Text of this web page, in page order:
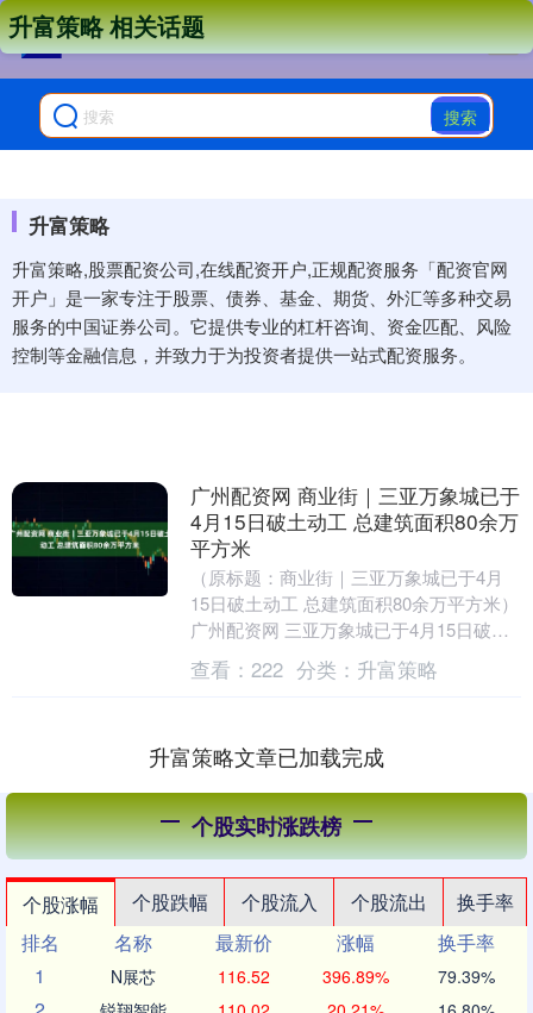
搜索
升富策略
升富策略,股票配资公司,在线配资开户,正规配资服务「配资官网
开户」是一家专注于股票、债券、基金、期货、外汇等多种交易
服务的中国证券公司。它提供专业的杠杆咨询、资金匹配、风险
控制等金融信息，并致力于为投资者提供一站式配资服务。
升富策略 相关话题
广州配资网 商业街｜三亚万象城已于
4月15日破土动工 总建筑面积80余万
平方米
（原标题：商业街｜三亚万象城已于4月
15日破土动工 总建筑面积80余万平方米）
广州配资网 三亚万象城已于4月15日破土
动工 总建筑面积80余万平方米 4月20日....
查看： 222 分类： 升富策略
升富策略文章已加载完成
个股实时涨跌榜
个股涨幅 个股跌幅 个股流入 个股流出
换手率
排名
名称 最新价 涨幅
换手率
1
N展芯 116.52 396.89% 79.39%